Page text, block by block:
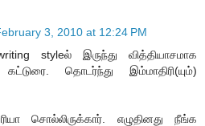
3, 2010 at 12:24 PM
styleல் இருந்து வித்தியாசமாக
தொடர்ந்து இம்மாதிரி(யும்)
சொல்லிருக்கார். எழுதினது நீங்க